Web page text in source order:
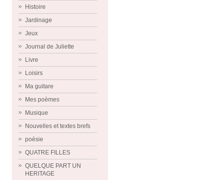
Histoire
Jardinage
Jeux
Journal de Juliette
Livre
Loisirs
Ma guitare
Mes poèmes
Musique
Nouvelles et textes brefs
poésie
QUATRE FILLES
QUELQUE PART UN
HERITAGE